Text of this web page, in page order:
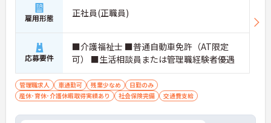
雇用形態 正社員(正職員)
応募要件
■介護福祉士 ■普通自動車免許（AT限定
可） ■生活相談員または管理職経験者優遇
管理職求人 車通勤可 残業少なめ
日勤のみ
産休･育休･介護休暇取得実績あり
社会保険完備 交通費支給